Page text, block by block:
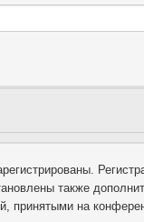
также
принятыми на